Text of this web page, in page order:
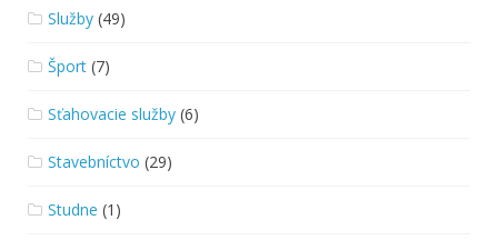
Služby (49)
Šport (7)
Sťahovacie služby (6)
Stavebníctvo (29)
Studne (1)